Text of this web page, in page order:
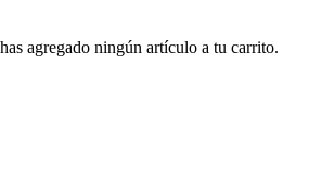
agregado ningún artículo a tu carrito.